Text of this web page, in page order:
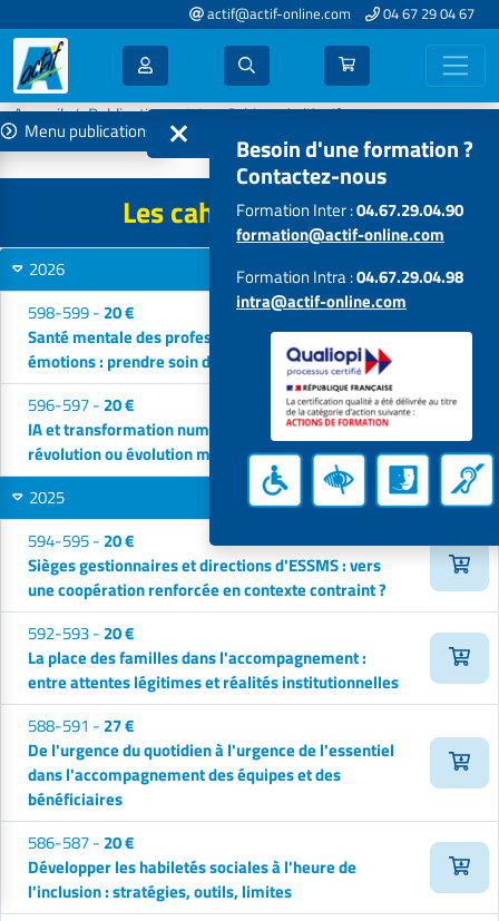
actif@actif-online.com 04 67 29 04 67
Accueil Publications
Les Cahiers de l'Actif
Tous les numéros disponibles
Menu publications
Les cahiers de l'Actif
2026
598-599 - 20 €
Santé mentale des professionnels et gestion des
émotions : prendre soin de ceux qui prennent soin
596-597 - 20 €
IA et transformation numérique en ESSMS :
révolution ou évolution maîtrisée ?
2025
594-595 - 20 €
Sièges gestionnaires et directions d'ESSMS : vers
une coopération renforcée en contexte contraint ?
592-593 - 20 €
La place des familles dans l'accompagnement :
entre attentes légitimes et réalités institutionnelles
588-591 - 27 €
De l'urgence du quotidien à l'urgence de l'essentiel
dans l'accompagnement des équipes et des
bénéficiaires
586-587 - 20 €
Développer les habiletés sociales à l'heure de
l'inclusion : stratégies, outils, limites
Besoin d'une formation ?
Contactez-nous
Formation Inter :04.67.29.04.90
formation@actif-online.com
Formation Intra :04.67.29.04.98
intra@actif-online.com